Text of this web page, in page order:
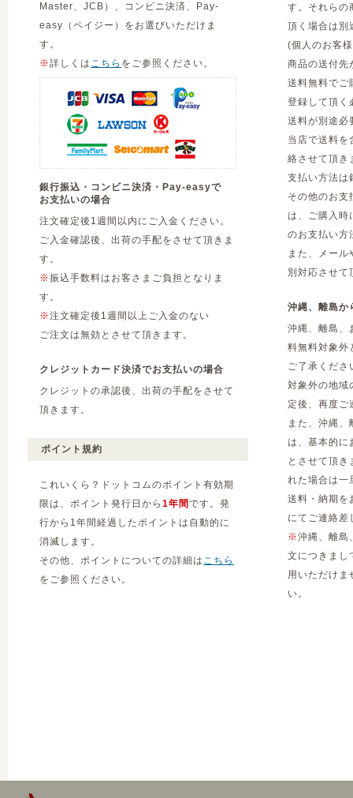
Master、JCB）、コンビニ決済、Pay-
easy（ペイジー）をお選びいただけま
す。
※詳しくは こちら をご参照ください。
銀行振込・コンビニ決済・Pay-easyで
お支払いの場合
注文確定後1週間以内にご入金ください。
ご入金確認後、出荷の手配をさせて頂きま
す。
※振込手数料はお客さまご負担となりま
す。
※注文確定後1週間以上ご入金のない
ご注文は無効とさせて頂きます。
クレジットカード決済でお支払いの場合
クレジットの承認後、出荷の手配をさせて
頂きます。
ポイント規約
これいくら？ドットコムのポイント有効期
限は、ポイント発行日から 1年間です。発
行から1年間経過したポイントは自動的に
消滅します。
その他、ポイントについての詳細は こちら
をご参照ください。
す。それらの
頂く場合は別
(個人のお客
商品の送付先
送料無料でご
登録して頂く
送料が別途必
当店で送料を
絡させて頂き
支払い方法は
その他のお支
は、ご購入時
のお支払い方
また、メー
別対応させて
沖縄、離島か
沖縄、離島、
料無料対象外
ご了承くださ
対象外の地域
定後、再度ご
また、沖縄
は、基本的に
とさせて頂
れた場合は一
送料・納期を
にてご連絡差
※沖縄、離島
文につきまし
用いただけま
い。